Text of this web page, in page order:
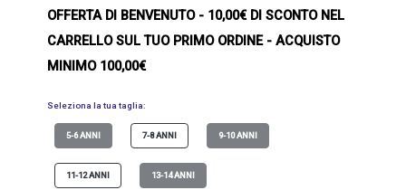
OFFERTA DI BENVENUTO- 10,00€ DI SCONTO NEL
CARRELLO SUL TUO PRIMO ORDINE - ACQUISTO
MINIMO 100,00€
Seleziona la tua taglia:
5-6 ANNI 7-8 ANNI 9-10 ANNI
11-12 ANNI 13-14 ANNI